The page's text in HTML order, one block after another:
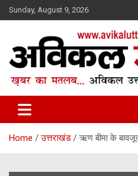
Skip
to
Sunday, August 9, 2026
Avikal
Home उत्तराखंड ऋण बीमा के बावजूद